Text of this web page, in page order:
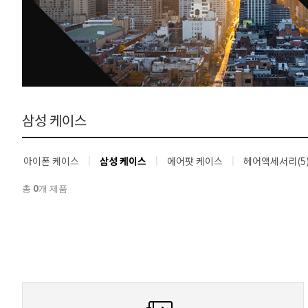
삼성 케이스
아이폰 케이스 삼성 케이스 에어팟 케이스 헤어액세서리
총 0개 제품